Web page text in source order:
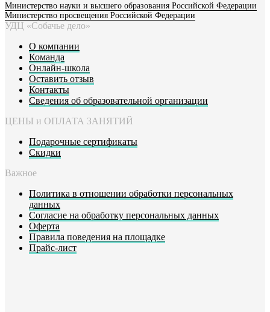
Министерство науки и высшего образования Российской Федерации
Министерство просвещения Российской Федерации
УДЦ «Собачье дело»
О компании
Команда
Онлайн-школа
Оставить отзыв
Контакты
Сведения об образовательной организации
ЦЕНЫ и ОПЛАТА ЗАНЯТИЙ
Подарочные сертификаты
Скидки
Важное
Политика в отношении обработки персональных
данных
Согласие на обработку персональных данных
Оферта
Правила поведения на площадке
Прайс-лист